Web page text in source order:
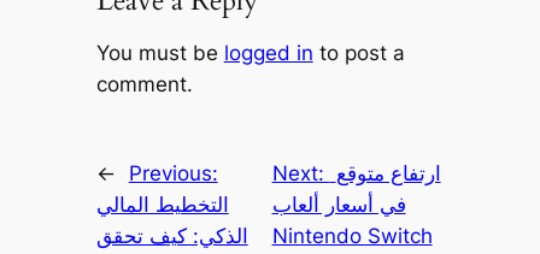
You must be logged in to post a
comment.
←
Previous:
التخطيط المالي
الذكي: كيف تحقق
Next:
في أسعار ألعاب
Nintendo Switch